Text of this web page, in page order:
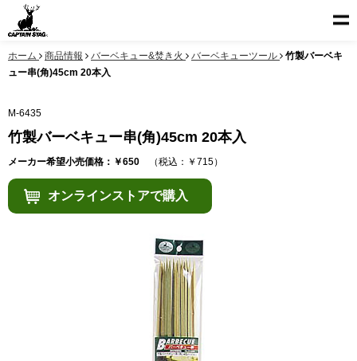
ホーム 商品情報 バーベキュー&焚き火 バーベキューツール
竹製バーベキ
ュー串(角)45cm 20本入
M-6435
竹製バーベキュー串(角)45cm 20本入
メーカー希望小売価格：￥650 （税込：￥715）
オンラインストアで購入